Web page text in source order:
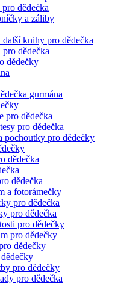
dědečka
a záliby
knihy pro dědečka
pro dědečka
dědečky
gurmána
pro dědečka
pro dědečka
pochoutky pro dědečky
dědečka
dědečka
a fotorámečky
pro dědečka
pro dědečka
pro dědečky
pro dědečky
dědečky
pro dědečky
pro dědečka